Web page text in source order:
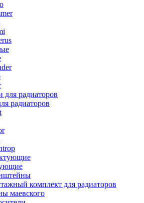
радиаторов
комплект для радиаторов
маевского